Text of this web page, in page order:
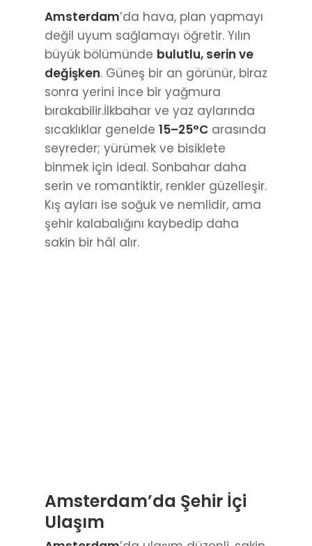
Amsterdam’da hava, plan yapmayı
değil uyum sağlamayı öğretir. Yılın
büyük bölümünde bulutlu, serin ve
değişken. Güneş bir an görünür, biraz
sonra yerini ince bir yağmura
bırakabilir.İlkbahar ve yaz aylarında
sıcaklıklar genelde 15–25°C arasında
seyreder; yürümek ve bisiklete
binmek için ideal. Sonbahar daha
serin ve romantiktir, renkler güzelleşir.
Kış ayları ise soğuk ve nemlidir, ama
şehir kalabalığını kaybedip daha
sakin bir hâl alır.
küçük; çoğu yere yayürüyerekya
dabisikletle